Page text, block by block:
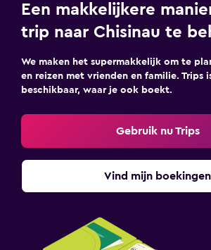
Een makkelijkere
trip naar Chisinau te
We maken het supermakkelijk om te
en reizen met vrienden en familie. Trips
beschikbaar, waar je ook boekt.
Gebruik nu Trips
Vind mijn boekingen